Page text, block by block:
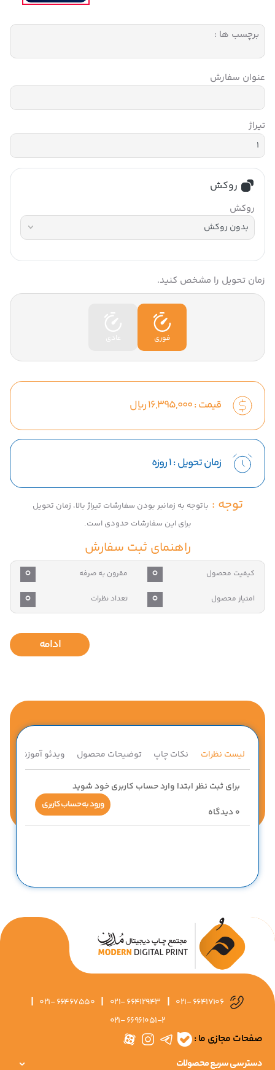
برچسب ها :
عنوان سفارش
تیراژ
روکش
روکش
زمان تحویل را مشخص کنید.
فوری
قیمت :16,395,000ریال
زمان تحویل :1 روزه
توجه : باتوجه به زمانبر بودن سفارشات تیراژ بالا، زمان تحویل
برای این سفارشات حدودی است.
راهنمای ثبت سفارش
کیفیت محصول 0 مقرون به صرفه 0
امتیاز محصول 0 تعداد نظرات 0
ادامه
لیست نظرات نکات چاپ توضیحات محصول ویدئو آموزشی
برای ثبت نظر ابتدا وارد حساب کاربری خود شوید
ورود به حساب کاربری
0 دیدگاه
021- 66417106
|
021- 66412943
|
021- 66467550
|
021- 66961051-2
صفحات مجازی ما :
دسترسی سریع محصولات